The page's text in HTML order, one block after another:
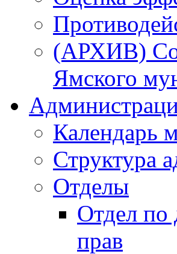
(АРХИВ)
Ямского
Календарь
Структура
Отделы
Отдел по
прав